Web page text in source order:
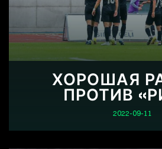
ХОРОШАЯ
ПРОТИВ
2022-09-11